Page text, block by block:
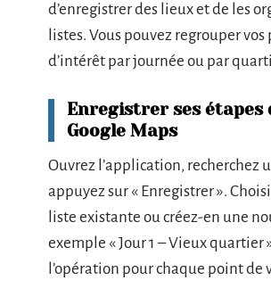
d’enregistrer des lieux et de les
listes. Vous pouvez regrouper
d’intérêt par journée ou par
Enregistrer ses étapes
Google Maps
Ouvrez l’application, recherchez
appuyez sur « Enregistrer ».
liste existante ou créez-en une
exemple « Jour 1 – Vieux quartier
l’opération pour chaque point de